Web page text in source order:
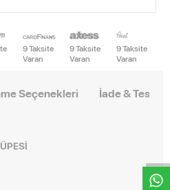
9 Taksite
Varan
9 Taksite
Varan
9 Taksite
Varan
Seçenekleri İade &